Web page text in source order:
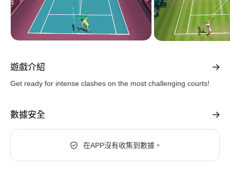
遊戲介紹
Get ready for intense clashes on the most challenging courts!
數據安全
在APP沒有收集到數據。